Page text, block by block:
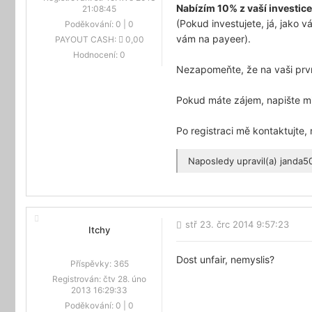
21:08:45
Poděkování: 0
0
PAYOUT CASH:
0,00
Hodnocení: 0
Nabízím 10% z vaší
(Pokud investujete, já, jako
vám na payeer).
Nezapomeňte, že na vaši
Pokud máte zájem, napište
Po registraci mě
Naposledy upravil(a)
Itchy
Příspěvky: 365
Registrován: čtv 28. úno
2013 16:29:33
Poděkování: 0 0
stř 23. črc 2014 9:57:23
Dost unfair, nemyslis?